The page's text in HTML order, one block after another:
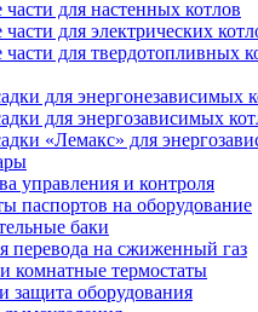
части для настенных котлов
для электрических
части для твердотопливных
для энергонезависимых
для энергозависимых
«Лемакс» для
управления и контроля
паспортов на оборудование
баки
перевода на сжиженный газ
комнатные термостаты
защита оборудования